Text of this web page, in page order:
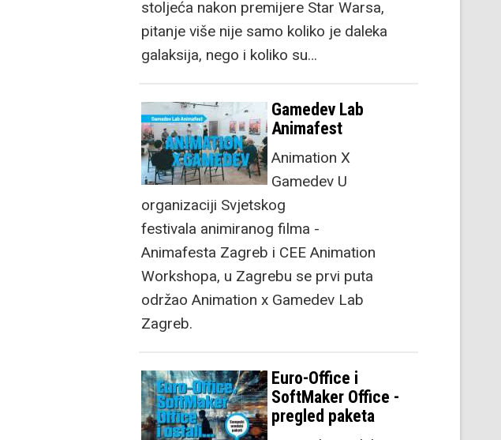
stoljeća nakon premijere Star Warsa,
pitanje više nije samo koliko je daleka
galaksija, nego i koliko su…
Gamedev Lab
Animafest
Animation X
Gamedev U
organizaciji Svjetskog
festivala animiranog filma -
Animafesta Zagreb i CEE Animation
Workshopa, u Zagrebu se prvi puta
održao Animation x Gamedev Lab
Zagreb.
Euro-Office i
SoftMaker Office -
pregled paketa